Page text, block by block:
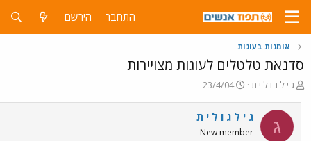
התחבר הירשם
אומנות בעוגות
סדנאת טלטלים לעוגות מצויירות
פ
ח
ה
ג י ל ג ו ל י ת
פ
ס
ם
23/4/04
ג ג י ל ג ו ל י ת
New member